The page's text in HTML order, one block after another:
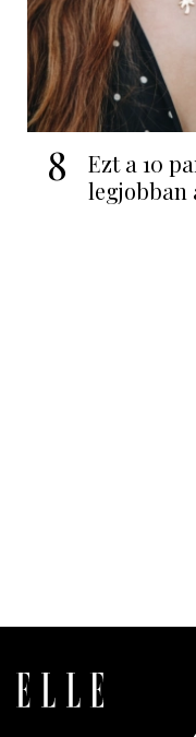
8
Ezt a 10
legjobban